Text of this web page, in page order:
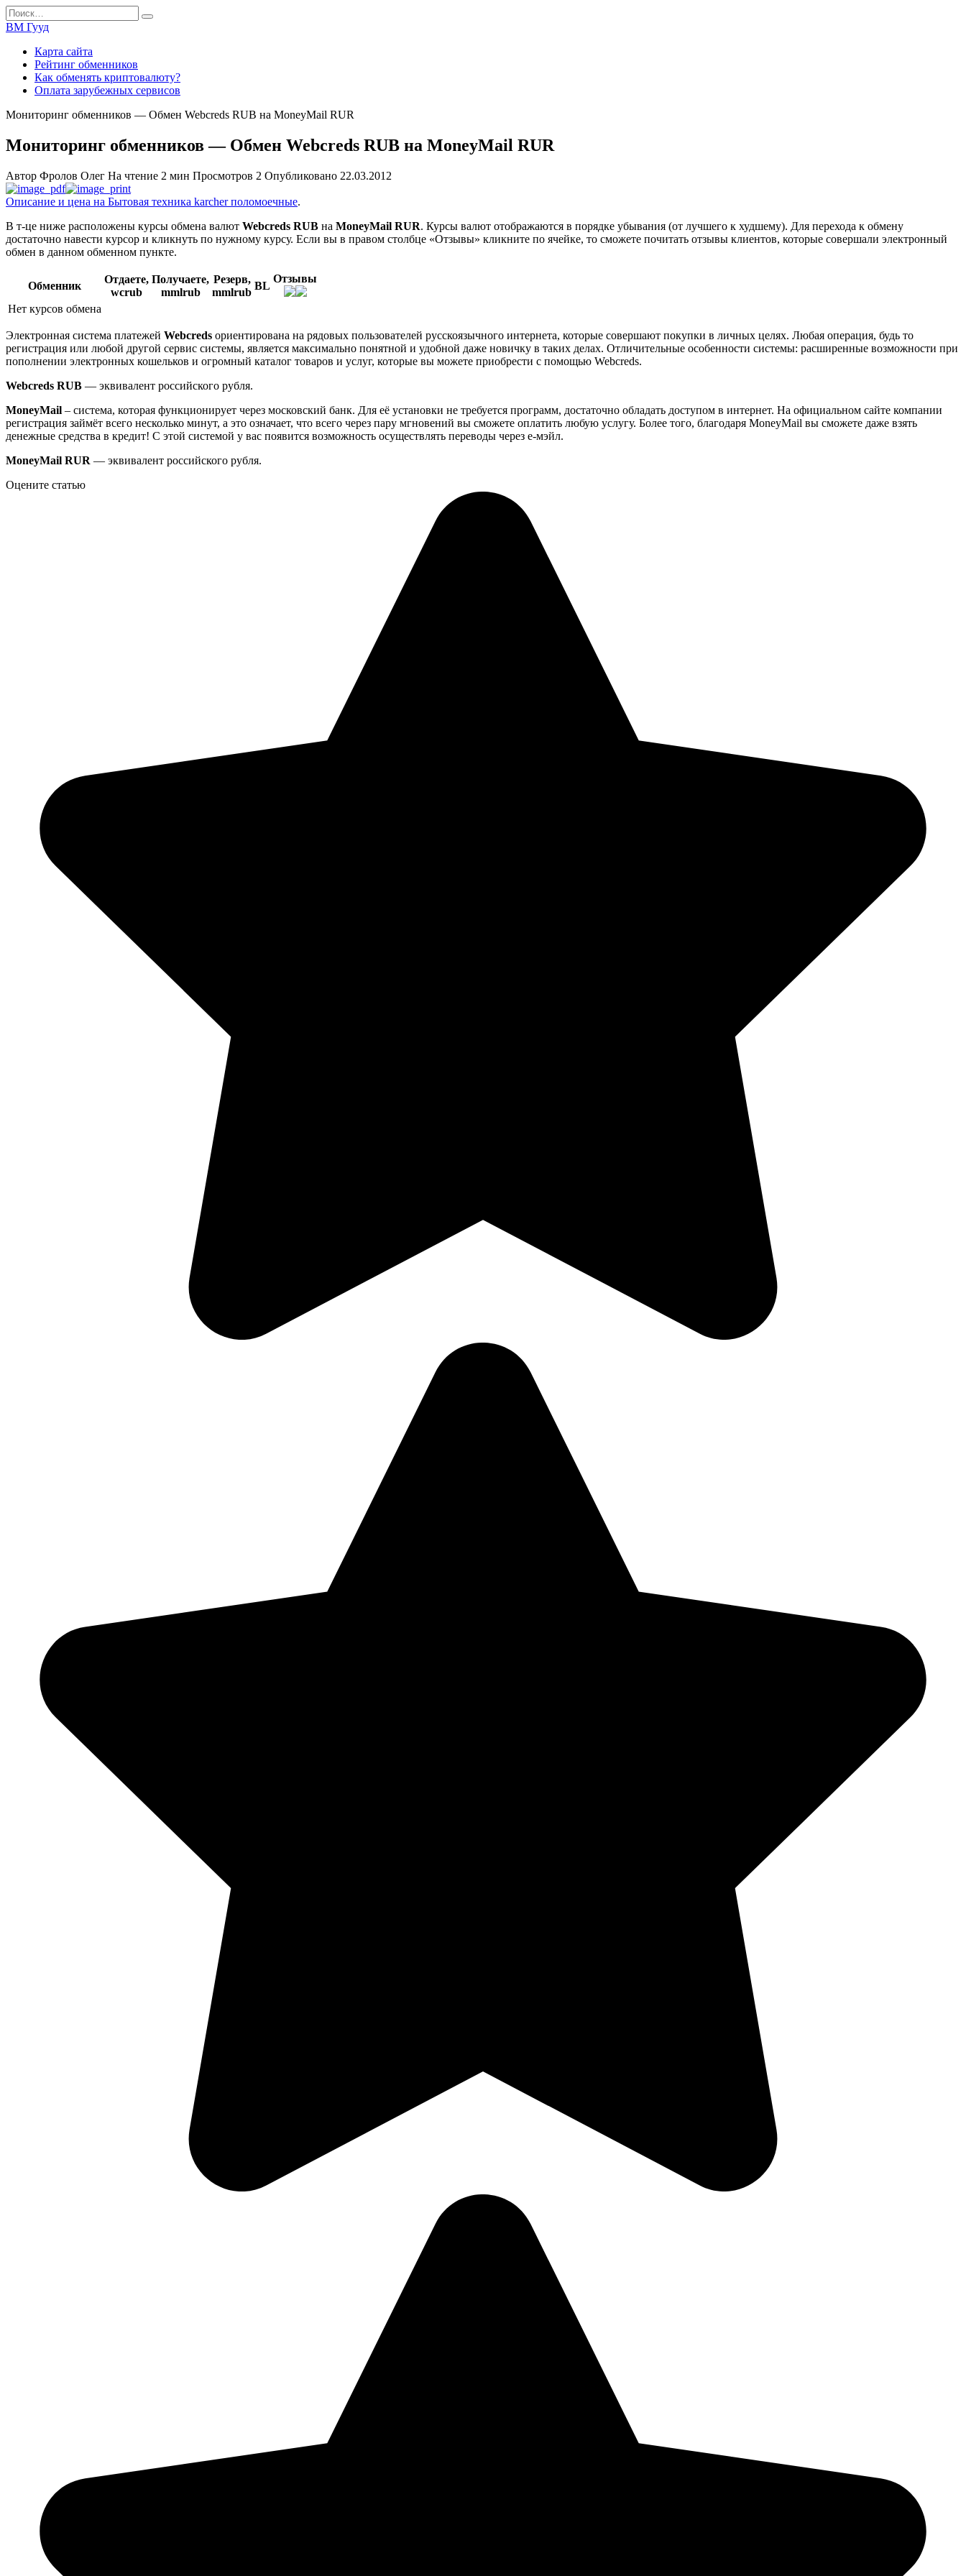
Перейти
к
содержанию
Search
for:
ВМ Гууд
Карта сайта
Рейтинг обменников
Как обменять криптовалюту?
Оплата зарубежных сервисов
Мониторинг обменников — Обмен Webcreds RUB на MoneyMail RUR
Мониторинг обменников — Обмен Webcreds RUB на MoneyMail RUR
Автор Фролов Олег На чтение 2 мин Просмотров 2 Опубликовано 22.03.2012
Описание и цена на Бытовая техника karcher поломоечные.
В т-це ниже расположены курсы обмена валют Webcreds RUB на MoneyMail RUR. Курсы валют отображаются в порядке убывания (от лучшего к худшему). Для перехода к обмену
достаточно навести курсор и кликнуть по нужному курсу. Если вы в правом столбце «Отзывы» кликните по ячейке, то сможете почитать отзывы клиентов, которые совершали электронный
обмен в данном обменном пункте.
Обменник
Отдаете,
wcrub
Получаете,
mmlrub
Резерв,
mmlrub
BL
Отзывы
Нет курсов обмена
Электронная система платежей Webcreds ориентирована на рядовых пользователей русскоязычного интернета, которые совершают покупки в личных целях. Любая операция, будь то
регистрация или любой другой сервис системы, является максимально понятной и удобной даже новичку в таких делах. Отличительные особенности системы: расширенные возможности при
пополнении электронных кошельков и огромный каталог товаров и услуг, которые вы можете приобрести с помощью Webcreds.
Webcreds RUB — эквивалент российского рубля.
MoneyMail – система, которая функционирует через московский банк. Для её установки не требуется программ, достаточно обладать доступом в интернет. На официальном сайте компании
регистрация займёт всего несколько минут, а это означает, что всего через пару мгновений вы сможете оплатить любую услугу. Более того, благодаря MoneyMail вы сможете даже взять
денежные средства в кредит! С этой системой у вас появится возможность осуществлять переводы через е-мэйл.
MoneyMail RUR — эквивалент российского рубля.
Оцените статью